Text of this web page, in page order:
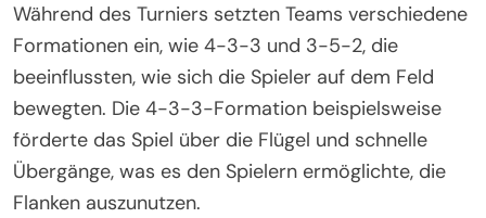
Während des Turniers setzten Teams verschiedene
Formationen ein, wie 4-3-3 und 3-5-2, die
beeinflussten, wie sich die Spieler auf dem Feld
bewegten. Die 4-3-3-Formation beispielsweise
förderte das Spiel über die Flügel und schnelle
Übergänge, was es den Spielern ermöglichte, die
Flanken auszunutzen.